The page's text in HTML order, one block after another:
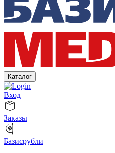
Каталог
Вход
Заказы
Базисрубли